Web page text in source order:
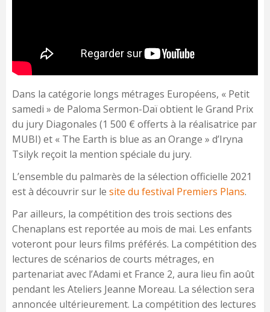
Dans la catégorie longs métrages Européens, « Petit
samedi » de Paloma Sermon-Daï obtient le Grand Prix
du jury Diagonales (1 500 € offerts à la réalisatrice par
MUBI) et « The Earth is blue as an Orange » d’Iryna
Tsilyk reçoit la mention spéciale du jury.
L’ensemble du palmarès de la sélection officielle 2021
est à découvrir sur le site du festival Premiers Plans.
Par ailleurs, la compétition des trois sections des
Chenaplans est reportée au mois de mai. Les enfants
voteront pour leurs films préférés. La compétition des
lectures de scénarios de courts métrages, en
partenariat avec l’Adami et France 2, aura lieu fin août
pendant les Ateliers Jeanne Moreau. La sélection sera
annoncée ultérieurement. La compétition des lectures